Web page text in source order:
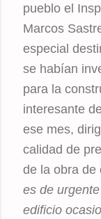
pueblo el
Marcos
especial
se habían
para la
interesante
ese mes,
calidad de
de la obra de
es de
edificio